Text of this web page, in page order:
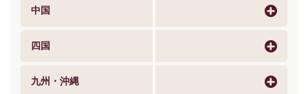
中国
四国
九州・沖縄